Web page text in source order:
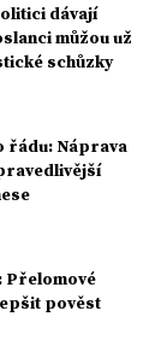
dávají
můžou už
schůzky
řádu: Náprava
Přelomové
pověst